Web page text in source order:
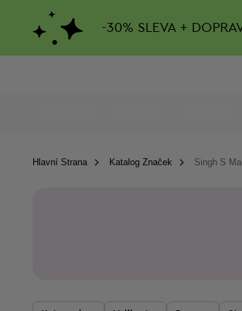
-30% SLEVA +
Hlavní Strana Katalog Značek Singh S